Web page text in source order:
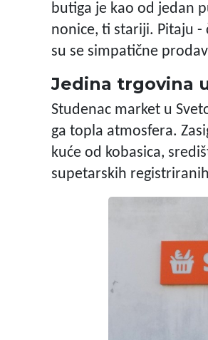
butiga je kao od jedan
nonice, ti stariji. Pitaju -
su se simpatične
Jedina trgovina
Studenac market u
ga topla atmosfera.
kuće od kobasica,
supetarskih